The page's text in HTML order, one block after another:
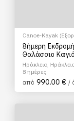
Canoe-Kayak
Αναρρίχηση
8ήμερη
Θαλάσσιο
Ηράκλειο,
8 ημέρες
από 990.00 € /